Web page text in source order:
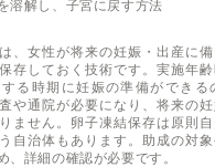
溶解し、子宮に戻す方法
、女性が将来の妊娠・出産に
存しておく技術です。実施年
る時期に妊娠の準備ができる
や通院が必要になり、将来の
ません。卵子凍結保存は原則
自治体もあります。助成の対
、詳細の確認が必要です。